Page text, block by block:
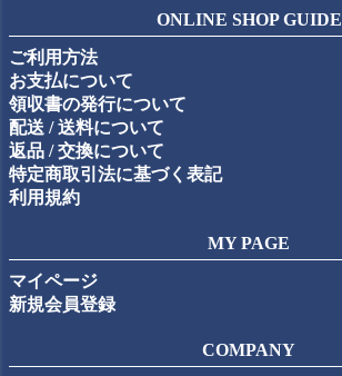
ONLINE SHOP GUIDE
ご利用方法
お支払について
領収書の発行について
配送 / 送料について
返品 / 交換について
特定商取引法に基づく表記
利用規約
MY PAGE
マイページ
新規会員登録
COMPANY